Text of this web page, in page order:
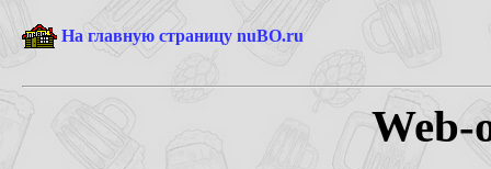
На главную страницу nuBO.ru